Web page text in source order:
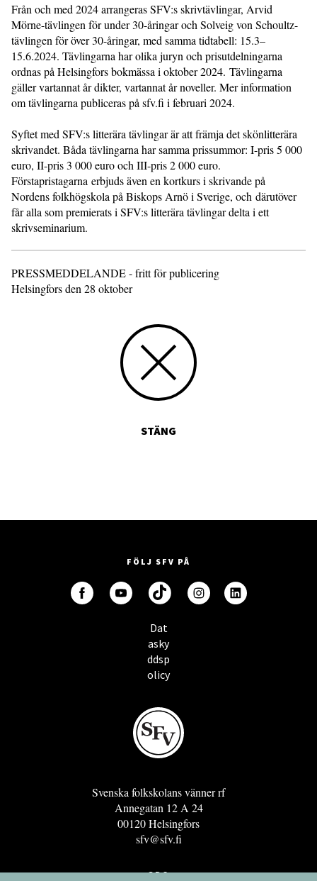
Från och med 2024 arrangeras SFV:s skrivtävlingar, Arvid
Mörne-tävlingen för under 30-åringar och Solveig von Schoultz-
tävlingen för över 30-åringar, med samma tidtabell: 15.3–
15.6.2024. Tävlingarna har olika juryn och prisutdelningarna
ordnas på Helsingfors bokmässa i oktober 2024. Tävlingarna
gäller vartannat år dikter, vartannat år noveller. Mer information
om tävlingarna publiceras på sfv.fi i februari 2024.
Syftet med SFV:s litterära tävlingar är att främja det skönlitterära
skrivandet. Båda tävlingarna har samma prissummor: I-pris 5 000
euro, II-pris 3 000 euro och III-pris 2 000 euro.
Förstapristagarna erbjuds även en kortkurs i skrivande på
Nordens folkhögskola på Biskops Arnö i Sverige, och därutöver
får alla som premierats i SFV:s litterära tävlingar delta i ett
skrivseminarium.
PRESSMEDDELANDE - fritt för publicering
Helsingfors den 28 oktober
STÄNG
FÖLJ SFV PÅ
Dat
asky
ddsp
olicy
Svenska folkskolans vänner rf
Annegatan 12 A 24
00120 Helsingfors
sfv@sfv.fi
GRO